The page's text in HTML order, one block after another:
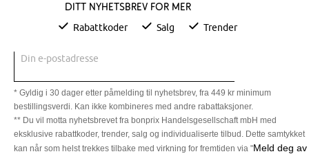
Ditt nyhetsbrev for mer
Rabattkoder Salg Trender
Din e-postadresse
* Gyldig i 30 dager etter påmelding til nyhetsbrev, fra 449 kr minimum
bestillingsverdi. Kan ikke kombineres med andre rabattaksjoner.
** Du vil motta nyhetsbrevet fra bonprix Handelsgesellschaft mbH med
eksklusive rabattkoder, trender, salg og individualiserte tilbud. Dette samtykket
kan når som helst trekkes tilbake med virkning for fremtiden via "Meld deg av